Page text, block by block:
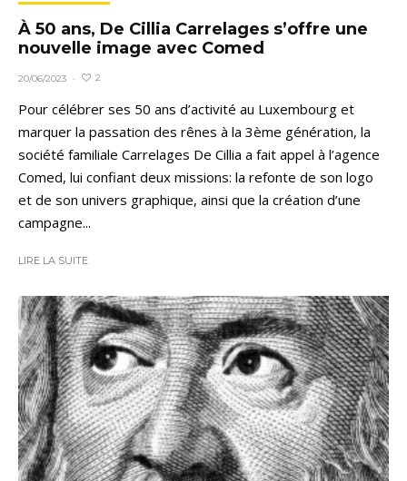
À 50 ans, De Cillia Carrelages s’offre une
nouvelle image avec Comed
20/06/2023 · 2
Pour célébrer ses 50 ans d’activité au Luxembourg et
marquer la passation des rênes à la 3ème génération, la
société familiale Carrelages De Cillia a fait appel à l’agence
Comed, lui confiant deux missions: la refonte de son logo
et de son univers graphique, ainsi que la création d’une
campagne...
LIRE LA SUITE